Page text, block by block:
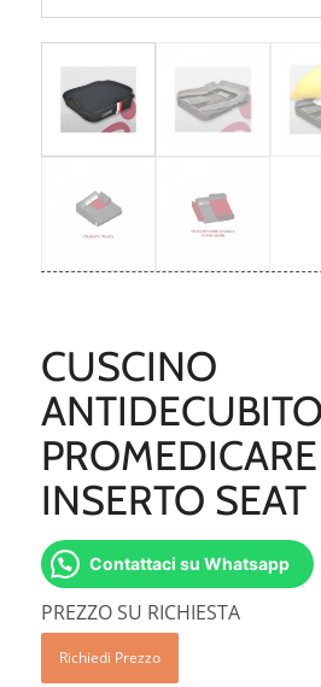
CUSCINO
ANTIDECUBITO
INSERTO SEAT
Contattaci su Whatsapp
PREZZO SU RICHIESTA
Richiedi Prezzo